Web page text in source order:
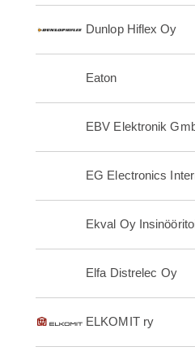
Dunlop Hiflex Oy
Eaton
EBV Elektronik
EG Electronics
Ekval Oy
Elfa Distrelec Oy
ELKOMIT ry